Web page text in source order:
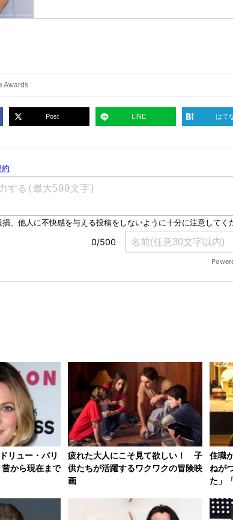
Awards
Post LINE はて
リュー・バリ
から現在まで
疲れた大人にこそ見て欲しい！ 子
供たちが活躍するワクワクの冒険映
画
住職
ねが
た」